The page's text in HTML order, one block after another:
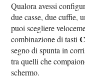
Qualora avessi
due casse, due cuffie,
puoi scegliere
combinazione di tasti
segno di spunta in
tra quelli che
schermo.